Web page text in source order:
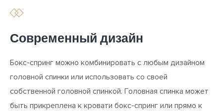
LUXURY BUSINESS
LUXURY BUSINESS
Современный дизайн
Бокс-спринг можно комбинировать с любым дизайном
головной спинки или использовать со своей
собственной головной спинкой. Головная спинка может
быть прикреплена к кровати бокс-спринг или прямо к